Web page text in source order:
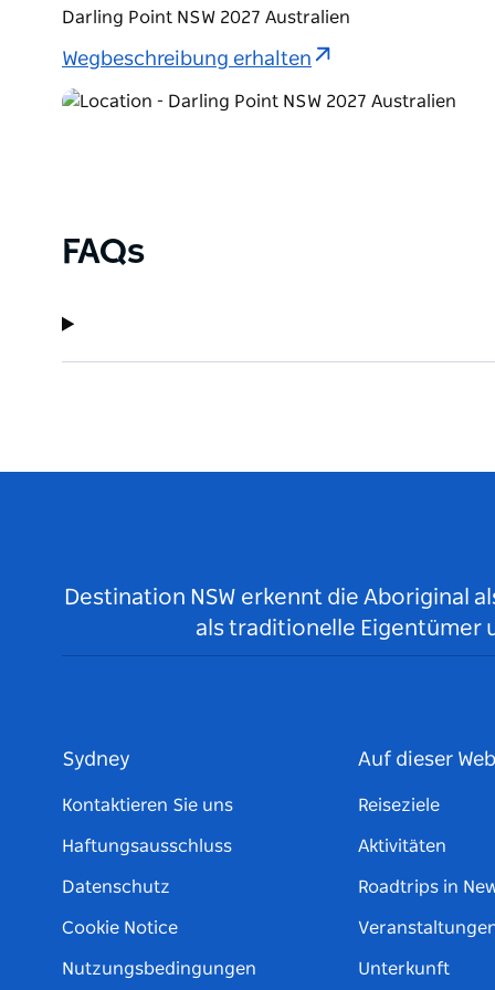
Darling Point NSW 2027 Australien
Wegbeschreibung erhalten
FAQs
Destination NSW erkennt die Aboriginal
als traditionelle Eigentümer
Sydney
Kontaktieren Sie uns
Haftungsausschluss
Datenschutz
Cookie Notice
Nutzungsbedingungen
Auf dieser
Reiseziele
Aktivitäten
Roadtrips in
Unterkunft